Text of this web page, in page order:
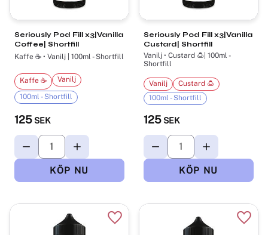
Seriously Pod Fill x3|Vanilla
Coffee| Shortfill
Kaffe ☕ • Vanilj | 100ml - Shortfill
125 SEK
Kaffe ☕ Vanilj
100ml - Shortfill
Seriously Pod Fill x3|Vanilla
Custard| Shortfill
Vanilj • Custard 🍮| 100ml -
Shortfill
125 SEK
Vanilj
Custard 🍮
100ml - Shortfill
Lägg till i favoriter